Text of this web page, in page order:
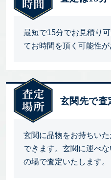
最短で15分でお見積り
てお時間を頂く可能性が
玄関先で査
玄関に品物をお持ちい
できます。玄関に運べ
の場で査定いたします。